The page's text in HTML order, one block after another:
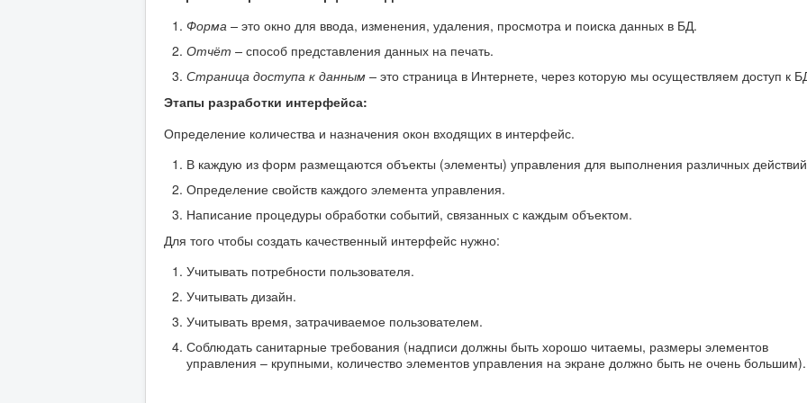
Форма – это окно для ввода, изменения, удаления, просмотра и поиска данных в БД.
Отчёт – способ представления данных на печать.
Страница доступа к данным – это страница в Интернете, через которую мы осуществляем доступ к
Этапы разработки интерфейса:
Определение количества и назначения окон входящих в интерфейс.
В каждую из форм размещаются объекты (элементы) управления для выполнения различных
Определение свойств каждого элемента управления.
Написание процедуры обработки событий, связанных с каждым объектом.
Для того чтобы создать качественный интерфейс нужно:
Учитывать потребности пользователя.
Учитывать дизайн.
Учитывать время, затрачиваемое пользователем.
Соблюдать санитарные требования (надписи должны быть хорошо читаемы, размеры элементов
управления – крупными, количество элементов управления на экране должно быть не очень большим).